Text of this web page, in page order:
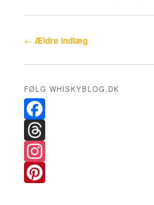
Indlægsnavigation
← Ældre indlæg
FØLG WHISKYBLOG.DK
F
a
c
T
h
I